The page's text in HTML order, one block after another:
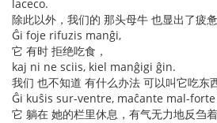
laceco.
除此以外，我们的 那头母牛 也显出了疲惫
Ĝi foje rifuzis manĝi,
它 有时 拒绝吃食，
kaj ni ne sciis, kiel manĝigi ĝin.
我们 也不知道 有什么办法 可以叫它吃东西
Ĝi kuŝis sur-ventre, maĉante mal-
它 躺在 她的栏里休息，有气无力地反刍着